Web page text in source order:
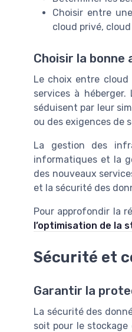
Choisir entre
cloud privé,
Choisir la
Le choix entre
services à
séduisent par leur
ou des exigences de
La gestion des
informatiques et la
des nouveaux
et la sécurité des
Pour approfondir la
l’optimisation de la
Sécurité et
Garantir la
La sécurité des
soit pour le stockage